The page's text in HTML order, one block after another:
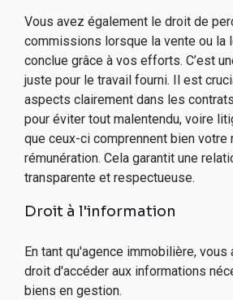
Vous avez également le droit de
commissions lorsque la vente ou la
conclue grâce à vos efforts. C’est
juste pour le travail fourni. Il est
aspects clairement dans les
pour éviter tout malentendu, voire
que ceux-ci comprennent bien votre
rémunération. Cela garantit une
transparente et respectueuse.
Droit à l'information
En tant qu'agence immobilière,
droit d'accéder aux informations
biens en gestion.